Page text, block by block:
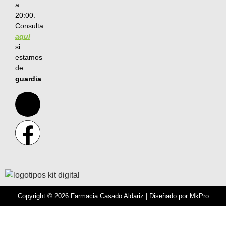
a
20:00.
Consulta
aquí
si
estamos
de
guardia.
Copyright © 2026 Farmacia Casado Aldariz | Diseñado por MkPro